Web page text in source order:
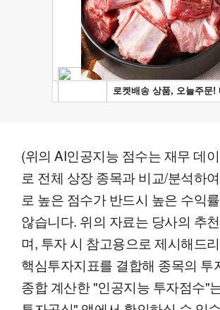
(위의 AI인공지능 점수는 재무 데
로 전체 상장 종목과 비교/분석하
로 높은 점수가 반드시 높은 수익
않습니다. 위의 자료는 당사의 추
며, 투자 시 참고용으로 제시해드
핵심투자지표를 결합해 종목의 투
종합 계산한 "인공지능 투자점수"